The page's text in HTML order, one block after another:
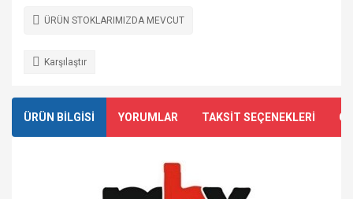
ÜRÜN STOKLARIMIZDA MEVCUT
Karşılaştır
ÜRÜN BİLGİSİ YORUMLAR TAKSİT SEÇENEKLERİ